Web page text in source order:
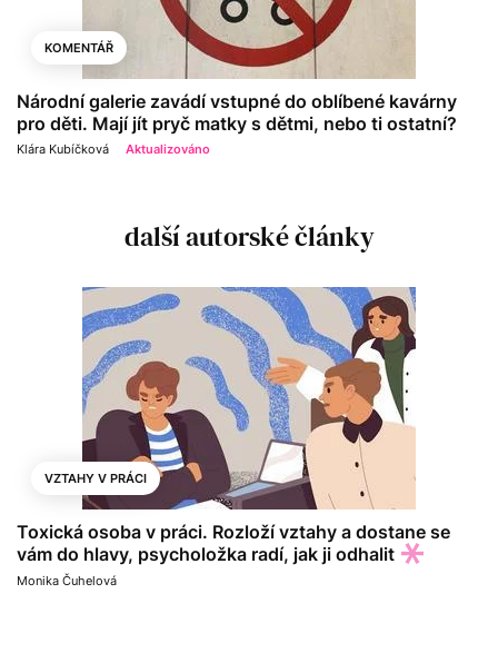
KOMENTÁŘ
Národní galerie zavádí vstupné do oblíbené kavárny
pro děti. Mají jít pryč matky s dětmi, nebo ti ostatní?
Klára Kubíčková Aktualizováno
další autorské články
VZTAHY V PRÁCI
Toxická osoba v práci. Rozloží vztahy a dostane se
vám do hlavy, psycholožka radí, jak ji odhalit
Monika Čuhelová